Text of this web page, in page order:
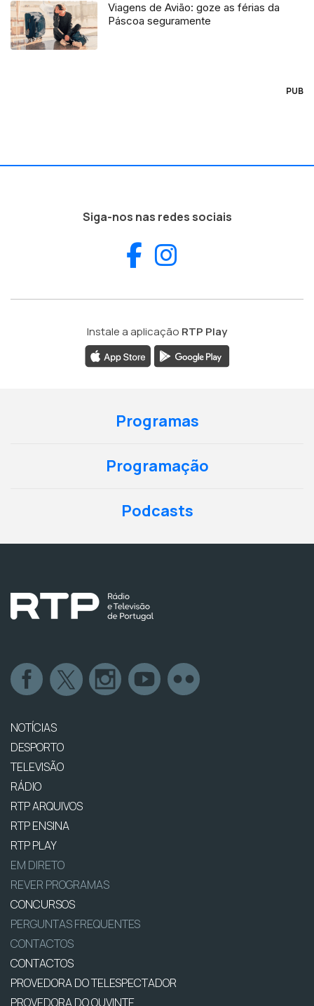
Viagens de Avião: goze as férias da
Páscoa seguramente
PUB
Siga-nos nas redes sociais
Facebook
Instale a aplicação RTP Play
Programas
Programação
Podcasts
NOTÍCIAS
DESPORTO
TELEVISÃO
RÁDIO
RTP ARQUIVOS
RTP ENSINA
RTP PLAY
EM DIRETO
REVER PROGRAMAS
CONCURSOS
PERGUNTAS FREQUENTES
CONTACTOS
CONTACTOS
PROVEDORA DO TELESPECTADOR
PROVEDORA DO OUVINTE